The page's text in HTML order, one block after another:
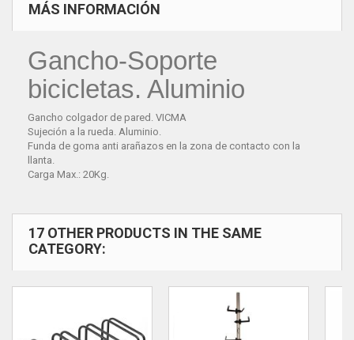
MÁS INFORMACIÓN
Gancho-Soporte
bicicletas. Aluminio
Gancho colgador de pared. VICMA
Sujeción a la rueda. Aluminio.
Funda de goma anti arañazos en la zona de contacto con la
llanta.
Carga Max.: 20Kg.
17 OTHER PRODUCTS IN THE SAME
CATEGORY: